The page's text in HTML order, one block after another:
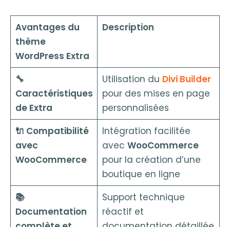
Avantages du
thème
WordPress Extra
Description
🔧
Caractéristiques
de Extra
Utilisation du Divi Builder
pour des mises en page
personnalisées
🔌 Compatibilité
avec
WooCommerce
Intégration facilitée
avec WooCommerce
pour la création d’une
boutique en ligne
📚
Documentation
Support technique
réactif et